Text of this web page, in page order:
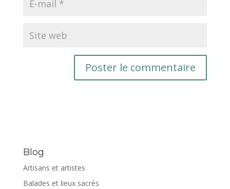
Blog
Artisans et artistes
Balades et lieux sacrés